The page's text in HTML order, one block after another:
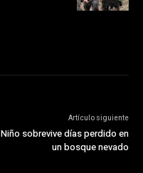
Artículo siguiente
Niño sobrevive días perdido en
un bosque nevado